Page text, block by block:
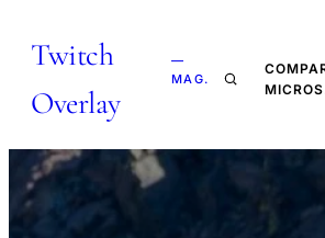
Twitch
Overlay
—
MAG.